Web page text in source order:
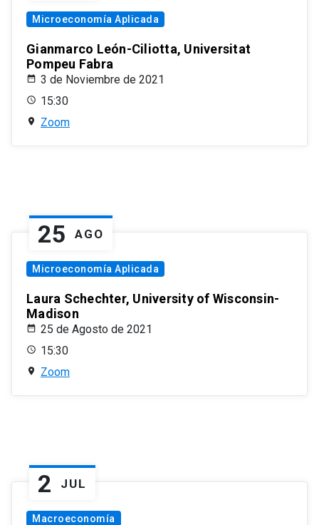
Microeconomía Aplicada
Gianmarco León-Ciliotta, Universitat
Pompeu Fabra
3 de Noviembre de 2021
15:30
Zoom
25 AGO
Microeconomía Aplicada
Laura Schechter, University of Wisconsin-
Madison
25 de Agosto de 2021
15:30
Zoom
2 JUL
Macroeconomía